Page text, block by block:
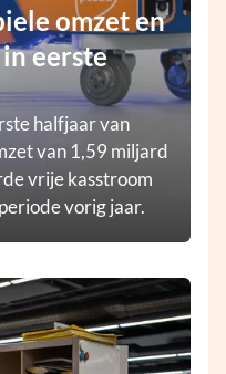
omzet en
eerste
halfjaar van
van 1,59 miljard
vrije kasstroom
vorig jaar.